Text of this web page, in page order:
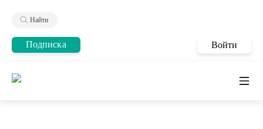
Найти
Подписка Войти